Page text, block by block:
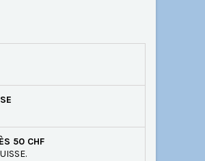
50 CHF